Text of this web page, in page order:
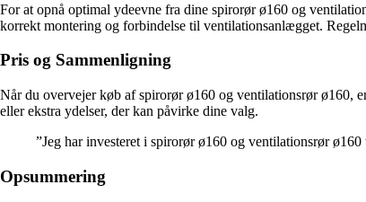
For at opnå optimal ydeevne fra dine spirorør ø160 og
korrekt montering og forbindelse til ventilationsanlægget.
Pris og Sammenligning
Når du overvejer køb af spirorør ø160 og ventilationsrør ø160,
eller ekstra ydelser, der kan påvirke dine valg.
”Jeg har investeret i spirorør ø160 og ventilationsrør
Opsummering